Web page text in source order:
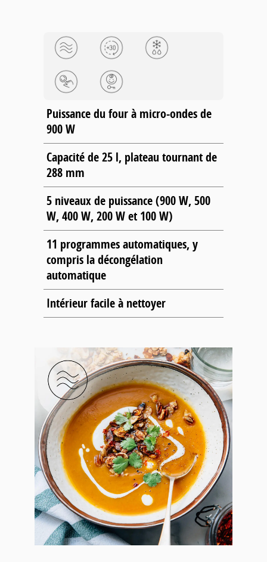
Puissance du four à micro-ondes de
900 W
Capacité de 25 l, plateau tournant de
288 mm
5 niveaux de puissance (900 W, 500
W, 400 W, 200 W et 100 W)
11 programmes automatiques, y
compris la décongélation
automatique
Intérieur facile à nettoyer